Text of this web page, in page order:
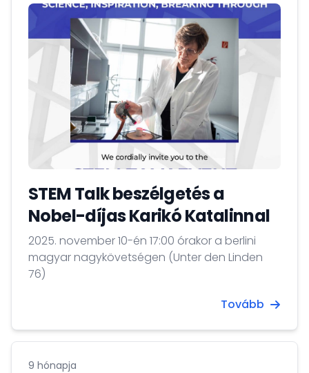
STEM Talk beszélgetés a
Nobel-díjas Karikó Katalinnal
2025. november 10-én 17:00 órakor a berlini
magyar nagykövetségen (Unter den Linden
76)
Tovább
9 hónapja